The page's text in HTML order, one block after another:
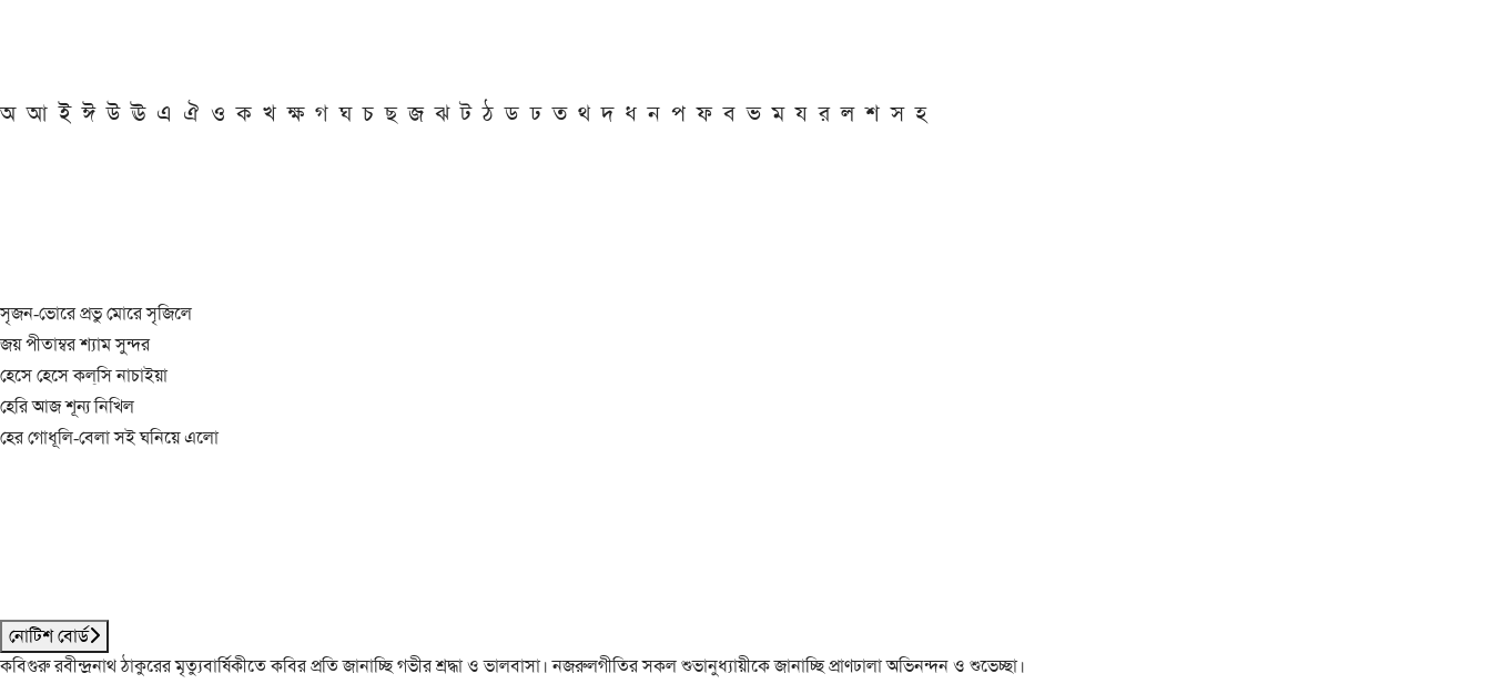
অ আ ই ঈ উ ঊ এ ঐ ও ক খ ক্ষ গ ঘ চ ছ জ ঝ ট ঠ ড ঢ ত থ দ ধ ন প ফ ব ভ ম য র ল শ স হ
সৃজন-ভোরে প্রভু মোরে সৃজিলে
জয় পীতাম্বর শ্যাম সুন্দর
হেসে হেসে কল্‌সি নাচাইয়া
হেরি আজ শূন্য নিখিল
হের গোধূলি-বেলা সই ঘনিয়ে এলো
নোটিশ বোর্ড
কবিগুরু রবীন্দ্রনাথ ঠাকুরের মৃত্যুবার্ষিকীতে কবির প্রতি জানাচ্ছি গভীর শ্রদ্ধা ও ভালবাসা। নজরুলগীতির সকল শুভানুধ্যায়ীকে জানাচ্ছি প্রাণঢালা অভিনন্দন ও শুভেচ্ছা।